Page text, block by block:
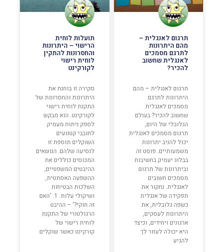
תרגום לאנגלית –
מהם היתרונות
לתרגם מסמכים
לאנגלית שחשוב
להכיר?
תרגום לאנגלית – מהם
היתרונות לתרגם
מסמכים לאנגלית
שחשוב להכיר? בעולם
הגלובלי של היום,
תרגום מסמכים לאנגלית
יכול להניב יתרונות
משמעותיים. פוסט זה
בבלוג יעמיק בחשיבות
וביתרונות של תרגום
מסמכים חשובים
לאנגלית. נחקור את
תפקידה של אנגלית
כשפה גלובלית, את
היתרונות לעסקים,
ארגונים ויחידים, וכיצד
היא יכולה לעזור לך
להגיע
תועלות לוחית
הרישוי – היתרונות
והחסרונות להתקין
לוחית רישוי
לקורקינט
סקירה זו בוחנת את
היתרונות והחסרונות של
התקנת לוחית רישוי
לקורקינט. הוא מבקש
לספק ניתוח מעמיק
לחובבי קטנועים
השוקלים תוספת זו
לנסיעה שלהם. הנושאים
המכוסים כוללים את
ההיבטים המשפטיים,
ההשפעה האסתטית,
השלכות הבטיחות
ושיקולי עלות. 1. 'האם
זה חוקי?' – ההיבט
הרגולטורי של התקנת
לוחית רישוי של
קורקינט כאשר שוקלים